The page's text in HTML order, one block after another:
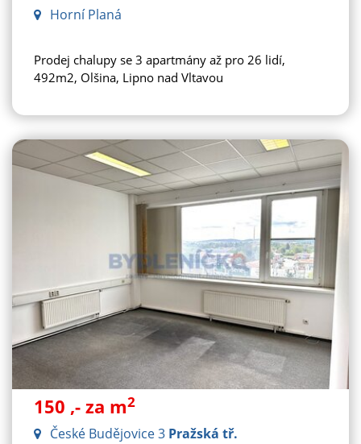
Horní Planá
Prodej chalupy se 3 apartmány až pro 26 lidí,
492m2, Olšina, Lipno nad Vltavou
150 ,- za m2
České Budějovice 3 Pražská tř.